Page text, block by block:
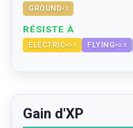
GROUND× 2
RÉSISTE À
ELECTRIC×0.5 FLYING×0.5
Gain d'XP